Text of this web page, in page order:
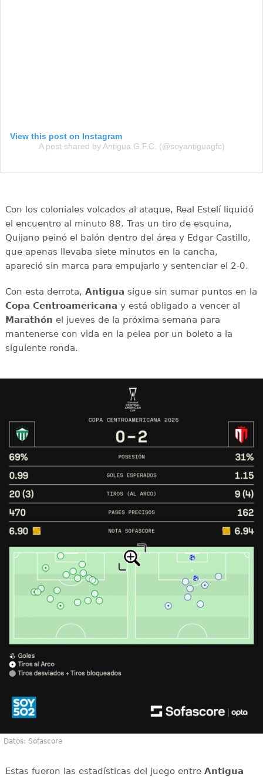
View this post on Instagram
A post shared by Antigua G.F.C. (@soyantiguagfc)
Con los coloniales volcados al ataque, Real Estelí liquidó
el encuentro al minuto 88. Tras un tiro de esquina,
Quijano peinó el balón dentro del área y Edgar Castillo,
que apenas llevaba siete minutos en la cancha,
apareció sin marca para empujarlo y sentenciar el 2-0.
Con esta derrota, Antigua sigue sin sumar puntos en la
Copa Centroamericana y está obligado a vencer al
Marathón el jueves de la próxima semana para
mantenerse con vida en la pelea por un boleto a la
siguiente ronda.
Datos: Sofascore
Estas fueron las estadísticas del juego entre Antigua